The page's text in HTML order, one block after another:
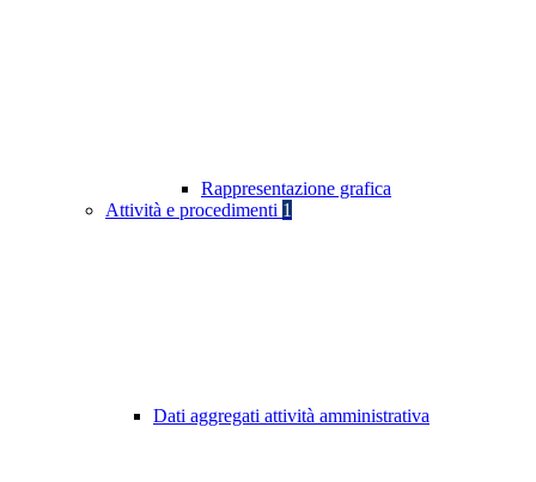
Rappresentazione grafica
Attività e procedimenti 1
Dati aggregati attività amministrativa